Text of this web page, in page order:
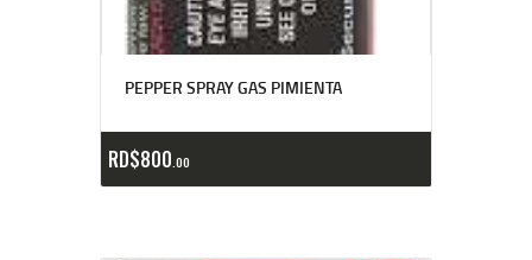
PEPPER SPRAY GAS PIMIENTA
RD$800 00